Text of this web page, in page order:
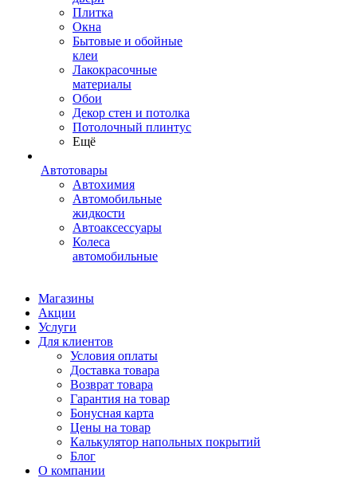
Плитка
Окна
Бытовые и обойные
клеи
Лакокрасочные
материалы
Обои
Декор стен и потолка
Потолочный плинтус
Ещё
Автотовары
Автохимия
Автомобильные
жидкости
Автоаксессуары
Колеса
автомобильные
Магазины
Акции
Услуги
Для клиентов
Условия оплаты
Доставка товара
Возврат товара
Гарантия на товар
Бонусная карта
Цены на товар
Калькулятор напольных покрытий
Блог
О компании